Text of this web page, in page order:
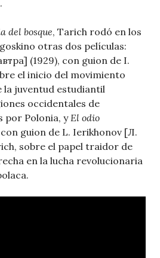
del bosque, Tarich rodó en los
otras dos películas:
(1929), con guion de I.
el inicio del movimiento
juventud estudiantil
occidentales de
por Polonia, yEl odio
guion de L. Ierikhonov [Л.
sobre el papel traidor de
en la lucha revolucionaria